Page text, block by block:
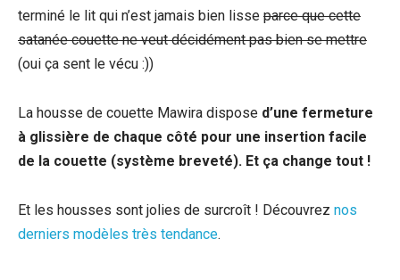
terminé le lit qui n’est jamais bien lisse parce que cette
satanée couette ne veut décidément pas bien se mettre
(oui ça sent le vécu :))
La housse de couette Mawira dispose d’une fermeture
à glissière de chaque côté pour une insertion facile
de la couette (système breveté). Et ça change tout !
Et les housses sont jolies de surcroît ! Découvrez nos
derniers modèles très tendance.